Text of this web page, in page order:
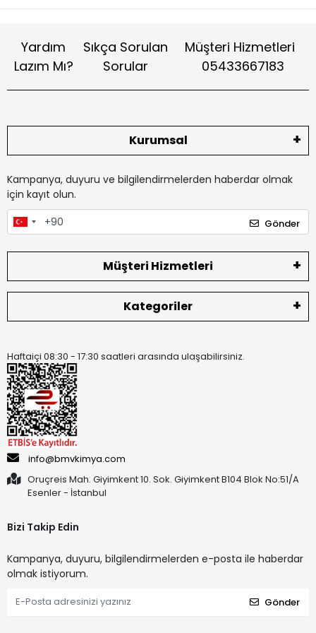
Yardım
Lazım Mı?
Sıkça Sorulan
Sorular
Müşteri Hizmetleri
05433667183
Kurumsal
Kampanya, duyuru ve bilgilendirmelerden haberdar olmak
için kayıt olun.
Gönder
Müşteri Hizmetleri
Kategoriler
Haftaiçi 08:30 - 17:30 saatleri arasında ulaşabilirsiniz.
info@bmvkimya.com
Oruçreis Mah. Giyimkent 10. Sok. Giyimkent B104 Blok No:51/A
Esenler - İstanbul
Bizi Takip Edin
Kampanya, duyuru, bilgilendirmelerden e-posta ile haberdar
olmak istiyorum.
Gönder